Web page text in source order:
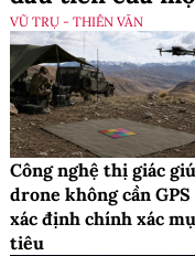
VŨ TRỤ - THIÊN VĂN
Công nghệ thị giác
drone không cần GPS
xác định chính xác
tiêu